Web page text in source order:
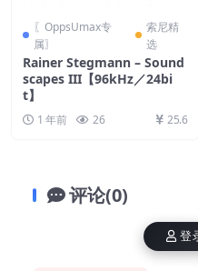
〖OppsUmax专
属〗
索尼精
选
Rainer Stegmann – Sound
scapes III【96kHz／24bi
t】
1 年前 26 25.6
评论(0)
登